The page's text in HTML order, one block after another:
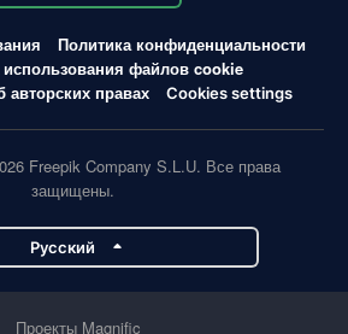
Политика конфиденциальности
использования файлов cookie
правах
Cookies settings
Freepik Company S.L.U. Все права
защищены.
Pусский
Проекты Magnific